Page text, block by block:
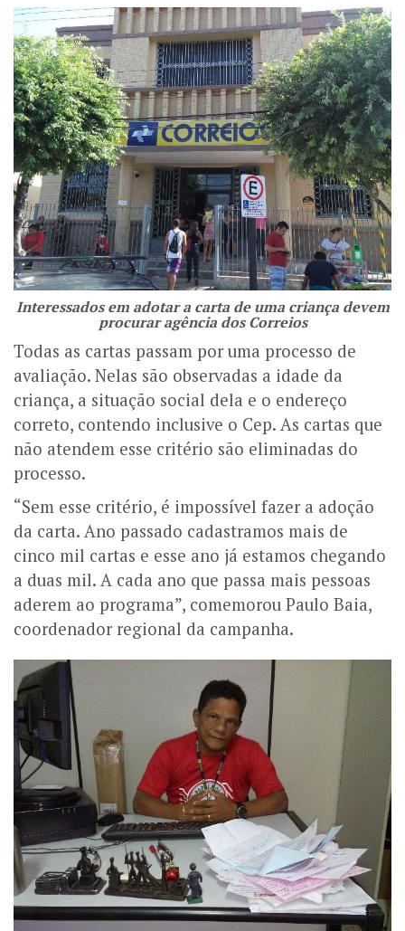
Interessados em adotar a carta de uma criança devem
procurar agência dos Correios
Todas as cartas passam por uma processo de
avaliação. Nelas são observadas a idade da
criança, a situação social dela e o endereço
correto, contendo inclusive o Cep. As cartas que
não atendem esse critério são eliminadas do
processo.
“Sem esse critério, é impossível fazer a adoção
da carta. Ano passado cadastramos mais de
cinco mil cartas e esse ano já estamos chegando
a duas mil. A cada ano que passa mais pessoas
aderem ao programa”, comemorou Paulo Baia,
coordenador regional da campanha.